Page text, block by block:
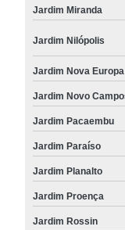
Jardim Miranda
Jardim Nilópolis
Jardim Nova Europa
Jardim Novo
Jardim Pacaembu
Jardim Paraíso
Jardim Planalto
Jardim Proença
Jardim Rossin